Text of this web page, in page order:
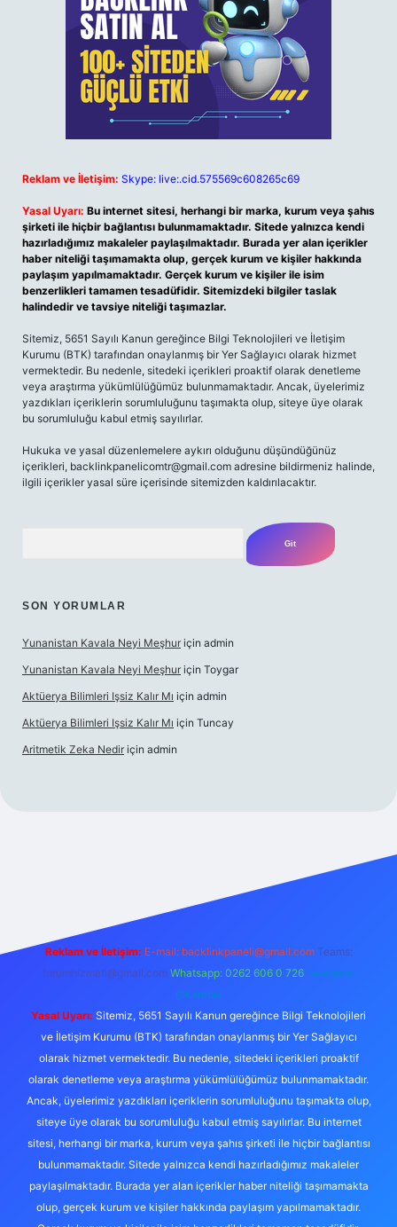
Reklam ve İletişim: Skype: live:.cid.575569c608265c69
Yasal Uyarı: Bu internet sitesi, herhangi bir marka, kurum veya şahıs
şirketi ile hiçbir bağlantısı bulunmamaktadır. Sitede yalnızca kendi
hazırladığımız makaleler paylaşılmaktadır. Burada yer alan içerikler
haber niteliği taşımamakta olup, gerçek kurum ve kişiler hakkında
paylaşım yapılmamaktadır. Gerçek kurum ve kişiler ile isim
benzerlikleri tamamen tesadüfidir. Sitemizdeki bilgiler taslak
halindedir ve tavsiye niteliği taşımazlar.
Sitemiz, 5651 Sayılı Kanun gereğince Bilgi Teknolojileri ve İletişim
Kurumu (BTK) tarafından onaylanmış bir Yer Sağlayıcı olarak hizmet
vermektedir. Bu nedenle, sitedeki içerikleri proaktif olarak denetleme
veya araştırma yükümlülüğümüz bulunmamaktadır. Ancak, üyelerimiz
yazdıkları içeriklerin sorumluluğunu taşımakta olup, siteye üye olarak
bu sorumluluğu kabul etmiş sayılırlar.
Hukuka ve yasal düzenlemelere aykırı olduğunu düşündüğünüz
içerikleri, backlinkpanelicomtr@gmail.com adresine bildirmeniz halinde,
ilgili içerikler yasal süre içerisinde sitemizden kaldırılacaktır.
SON YORUMLAR
Yunanistan Kavala Neyi Meşhur için admin
Yunanistan Kavala Neyi Meşhur için Toygar
Aktüerya Bilimleri Işsiz Kalır Mı için admin
Aktüerya Bilimleri Işsiz Kalır Mı için Tuncay
Aritmetik Zeka Nedir için admin
Reklam ve İletişim: E-mail: backlinkpaneli@gmail.com Teams:
forumhizmeti@gmail.com Whatsapp: 0262 606 0 726 Telegram:
@karabul
Yasal Uyarı: Sitemiz, 5651 Sayılı Kanun gereğince Bilgi Teknolojileri
ve İletişim Kurumu (BTK) tarafından onaylanmış bir Yer Sağlayıcı
olarak hizmet vermektedir. Bu nedenle, sitedeki içerikleri proaktif
olarak denetleme veya araştırma yükümlülüğümüz bulunmamaktadır.
Ancak, üyelerimiz yazdıkları içeriklerin sorumluluğunu taşımakta olup,
siteye üye olarak bu sorumluluğu kabul etmiş sayılırlar. Bu internet
sitesi, herhangi bir marka, kurum veya şahıs şirketi ile hiçbir bağlantısı
bulunmamaktadır. Sitede yalnızca kendi hazırladığımız makaleler
paylaşılmaktadır. Burada yer alan içerikler haber niteliği taşımamakta
olup, gerçek kurum ve kişiler hakkında paylaşım yapılmamaktadır.